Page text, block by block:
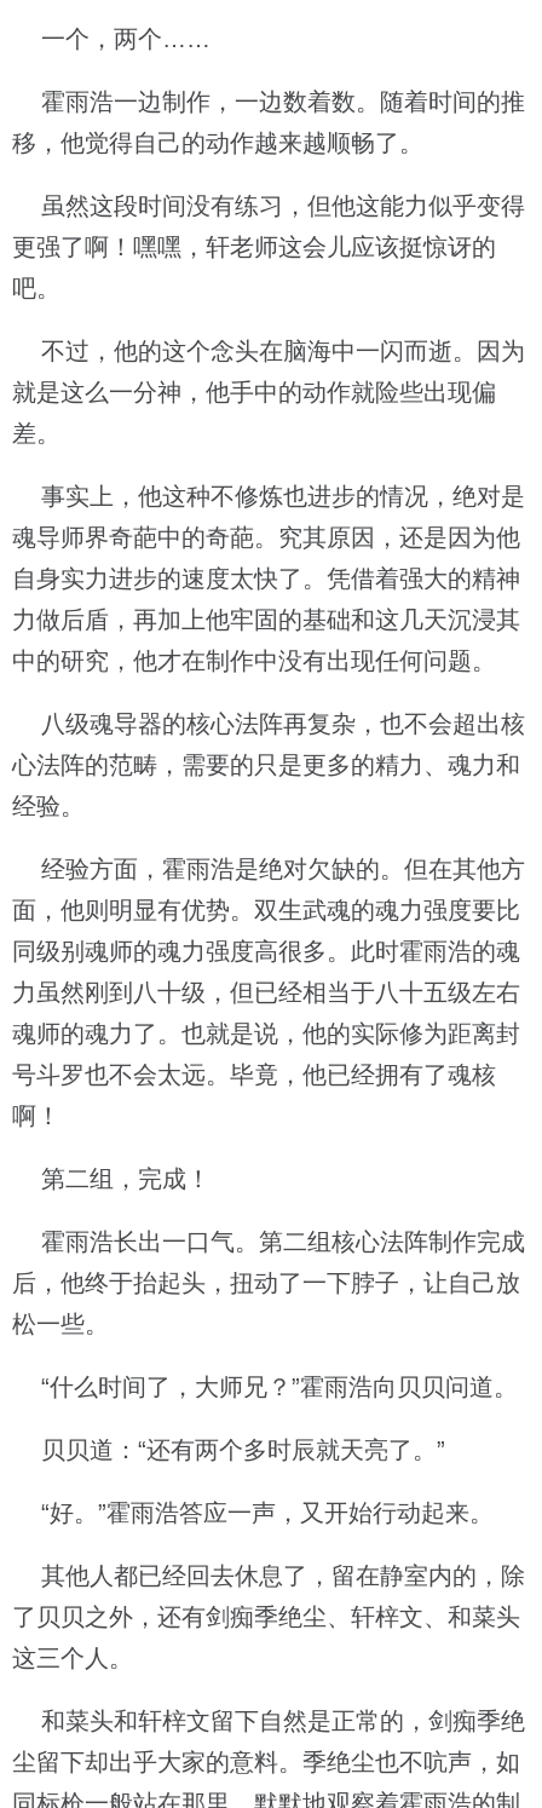
一个，两个……
霍雨浩一边制作，一边数着数。随着时间的推
移，他觉得自己的动作越来越顺畅了。
虽然这段时间没有练习，但他这能力似乎变得
更强了啊！嘿嘿，轩老师这会儿应该挺惊讶的
吧。
不过，他的这个念头在脑海中一闪而逝。因为
就是这么一分神，他手中的动作就险些出现偏
差。
事实上，他这种不修炼也进步的情况，绝对是
魂导师界奇葩中的奇葩。究其原因，还是因为他
自身实力进步的速度太快了。凭借着强大的精神
力做后盾，再加上他牢固的基础和这几天沉浸其
中的研究，他才在制作中没有出现任何问题。
八级魂导器的核心法阵再复杂，也不会超出核
心法阵的范畴，需要的只是更多的精力、魂力和
经验。
经验方面，霍雨浩是绝对欠缺的。但在其他方
面，他则明显有优势。双生武魂的魂力强度要比
同级别魂师的魂力强度高很多。此时霍雨浩的魂
力虽然刚到八十级，但已经相当于八十五级左右
魂师的魂力了。也就是说，他的实际修为距离封
号斗罗也不会太远。毕竟，他已经拥有了魂核
啊！
第二组，完成！
霍雨浩长出一口气。第二组核心法阵制作完成
后，他终于抬起头，扭动了一下脖子，让自己放
松一些。
“什么时间了，大师兄？”霍雨浩向贝贝问道。
贝贝道：“还有两个多时辰就天亮了。”
“好。”霍雨浩答应一声，又开始行动起来。
其他人都已经回去休息了，留在静室内的，除
了贝贝之外，还有剑痴季绝尘、轩梓文、和菜头
这三个人。
和菜头和轩梓文留下自然是正常的，剑痴季绝
尘留下却出乎大家的意料。季绝尘也不吭声，如